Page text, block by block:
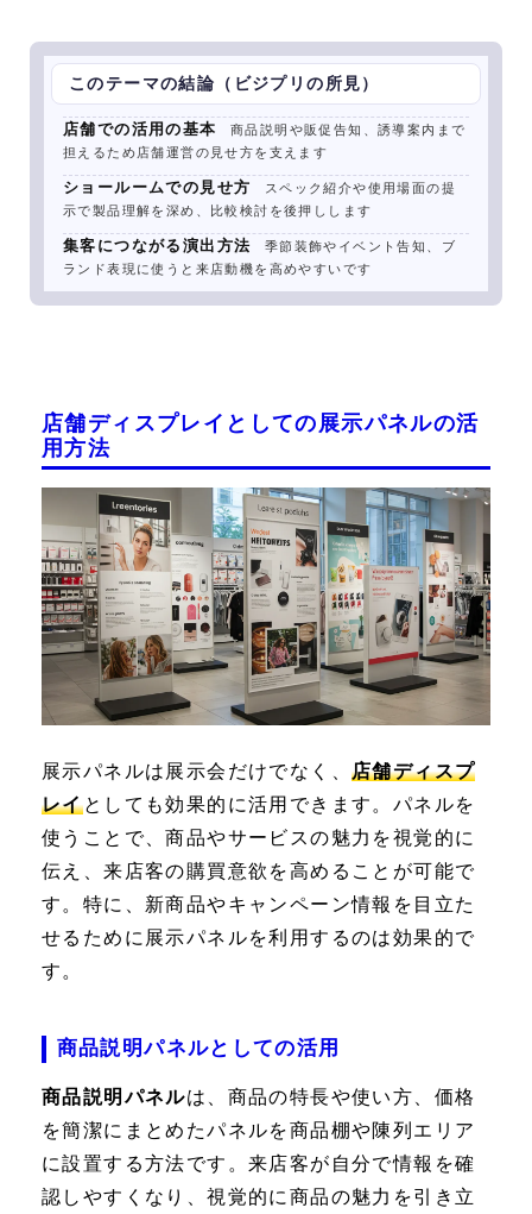
このテーマの結論（ビジプリの所見）
店舗での活用の基本
商品説明や販促告知、誘導案内まで
担えるため店舗運営の見せ方を支えます
ショールームでの見せ方
スペック紹介や使用場面の提
示で製品理解を深め、比較検討を後押しします
集客につながる演出方法
季節装飾やイベント告知、ブ
ランド表現に使うと来店動機を高めやすいです
店舗ディスプレイとしての展示パネルの活
用方法
展示パネルは展示会だけでなく、 店舗ディスプ
レイとしても効果的に活用できます。パネルを
使うことで、商品やサービスの魅力を視覚的に
伝え、来店客の購買意欲を高めることが可能で
す。特に、新商品やキャンペーン情報を目立た
せるために展示パネルを利用するのは効果的で
す。
商品説明パネルとしての活用
商品説明パネルは、商品の特長や使い方、価格
を簡潔にまとめたパネルを商品棚や陳列エリア
に設置する方法です。来店客が自分で情報を確
認しやすくなり、視覚的に商品の魅力を引き立